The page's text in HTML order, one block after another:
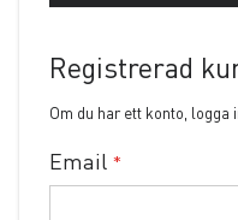
Registrerad
Om du har ett konto, logga
Email